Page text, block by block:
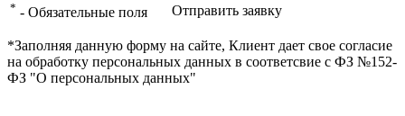
* - Обязательные поля Отправить заявку
*Заполняя данную форму на сайте, Клиент дает свое согласие
на обработку персональных данных в соответсвие с ФЗ №152-
ФЗ "О персональных данных"